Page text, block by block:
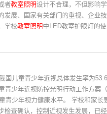
者教室照明设计不合理，不但影响
展、国家有关部门的重视、企业
学校教室照明 中LED教室护眼灯的
国儿童青少年近视总体发生率为
青少年近视防控光明行动工作方案
青少年视力健康水平。 学校和家长
查确认，控制近视发生发展，已